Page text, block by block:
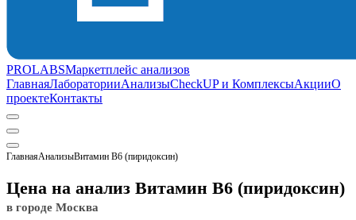
PROLABSМаркетплейс анализов
ГлавнаяЛабораторииАнализыCheckUP и КомплексыАкцииО
проектеКонтакты
ГлавнаяАнализыВитамин B6 (пиридоксин)
Цена на анализ Витамин B6 (пиридоксин)
в городе Москва